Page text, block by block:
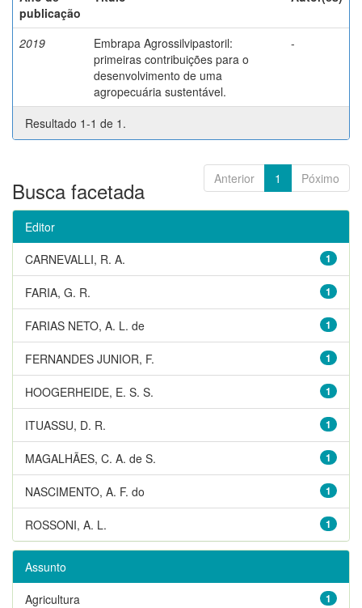
publicação
2019
Embrapa Agrossilvipastoril:
primeiras contribuições para o
desenvolvimento de uma
agropecuária sustentável.
-
Resultado 1-1 de 1.
Anterior 1 Póximo
Busca facetada
Editor
1
CARNEVALLI, R. A.
1
FARIA, G. R.
1
FARIAS NETO, A. L. de
1
FERNANDES JUNIOR, F.
1
HOOGERHEIDE, E. S. S.
1
ITUASSU, D. R.
1
MAGALHÃES, C. A. de S.
1
NASCIMENTO, A. F. do
1
ROSSONI, A. L.
Assunto
1
Agricultura